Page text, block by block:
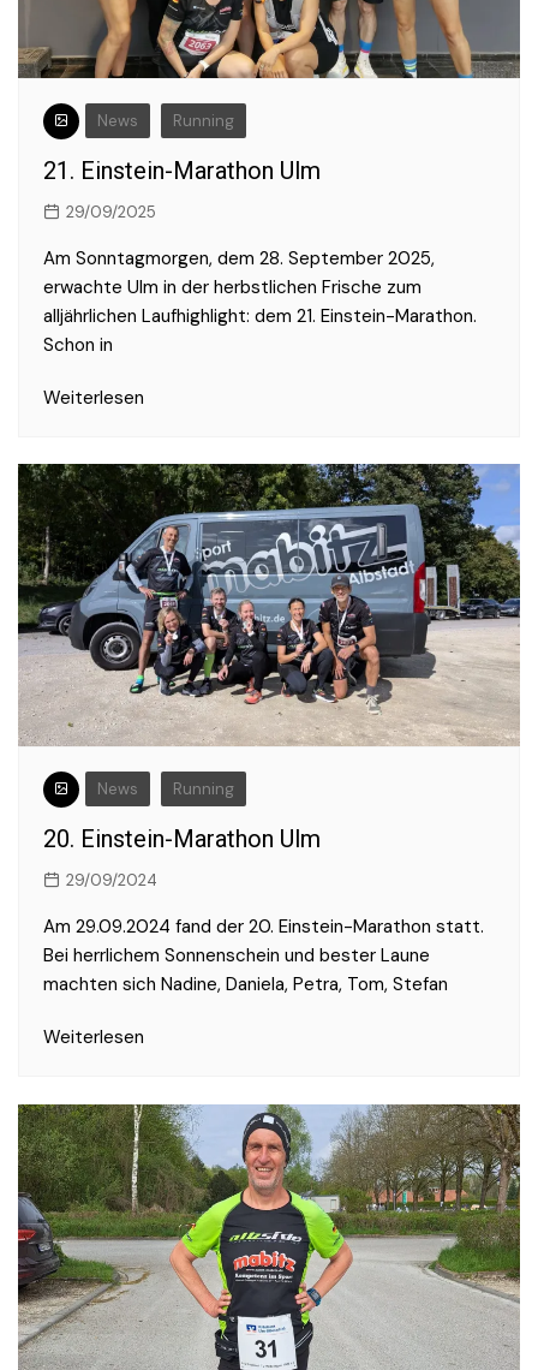
News Running
21. Einstein-Marathon Ulm
29/09/2025
Am Sonntagmorgen, dem 28. September 2025,
erwachte Ulm in der herbstlichen Frische zum
alljährlichen Laufhighlight: dem 21. Einstein-Marathon.
Schon in
Weiterlesen
News Running
20. Einstein-Marathon Ulm
29/09/2024
Am 29.09.2024 fand der 20. Einstein-Marathon statt.
Bei herrlichem Sonnenschein und bester Laune
machten sich Nadine, Daniela, Petra, Tom, Stefan
Weiterlesen